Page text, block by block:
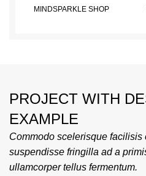
MINDSPARKLE SHOP
PROJECT WITH
EXAMPLE
Commodo scelerisque facilisis
suspendisse fringilla ad a
ullamcorper tellus fermentum.